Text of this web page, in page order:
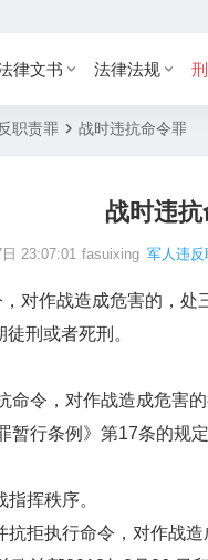
律文书 法律法规
职责罪 战时违抗命令罪
战时违
23:07:01 fasuixing 军人违
对作战造成危害的，处
刑或者死刑。
令，对作战造成危害的
行条例》第17条的规定
挥秩序。
拒执行命令，对作战造